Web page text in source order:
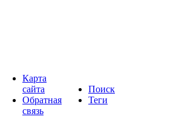
Карта
сайта
Обратная
связь
Поиск
Теги